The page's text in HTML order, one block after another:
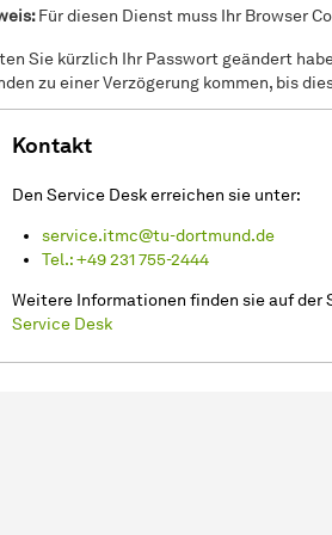
Für diesen Dienst muss Ihr Browser
Sie kürzlich Ihr Passwort geändert
zu einer Verzögerung kommen, bis
Kontakt
Den Service Desk erreichen sie unter:
service.itmc@tu-dortmund.de
Tel.: +49 231 755-2444
Weitere Informationen finden sie auf der
Service Desk